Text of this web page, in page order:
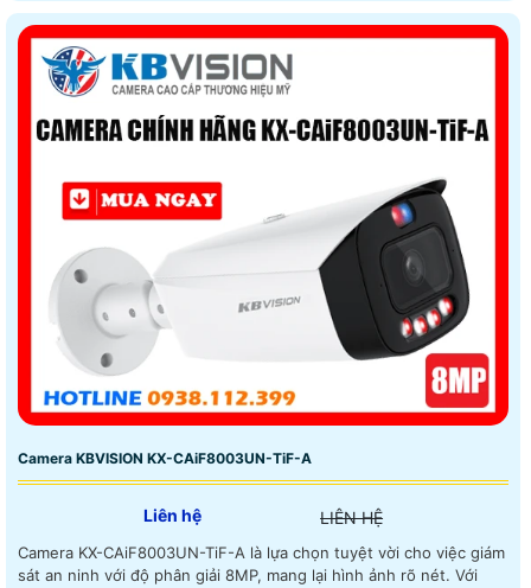
Camera KBVISION KX-CAiF8003UN-TiF-A
Liên hệ LIÊN HỆ
Camera KX-CAiF8003UN-TiF-A là lựa chọn tuyệt vời cho việc giám
sát an ninh với độ phân giải 8MP, mang lại hình ảnh rõ nét. Với